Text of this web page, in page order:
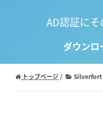
AD認証に
ダウンロ
トップページ Silverfort